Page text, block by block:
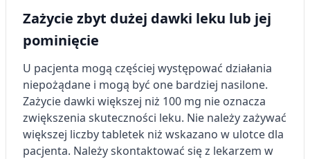
Zażycie zbyt dużej dawki leku lub jej
pominięcie
U pacjenta mogą częściej występować działania
niepożądane i mogą być one bardziej nasilone.
Zażycie dawki większej niż 100 mg nie oznacza
zwiększenia skuteczności leku. Nie należy zażywać
większej liczby tabletek niż wskazano w ulotce dla
pacjenta. Należy skontaktować się z lekarzem w